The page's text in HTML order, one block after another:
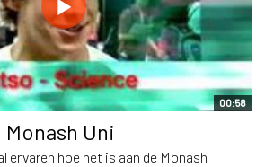
00:58
Uni
ervaren hoe het is aan de Monash